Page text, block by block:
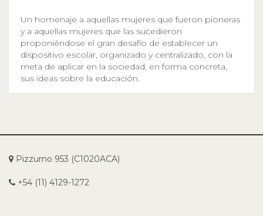
Un homenaje a aquellas mujeres que fueron pioneras
y a aquellas mujeres que las sucedieron
proponiéndose el gran desafío de establecer un
dispositivo escolar, organizado y centralizado, con la
meta de aplicar en la sociedad, en forma concreta,
sus ideas sobre la educación.
Pizzurno 953 (C1020ACA)
+54 (11) 4129-1272